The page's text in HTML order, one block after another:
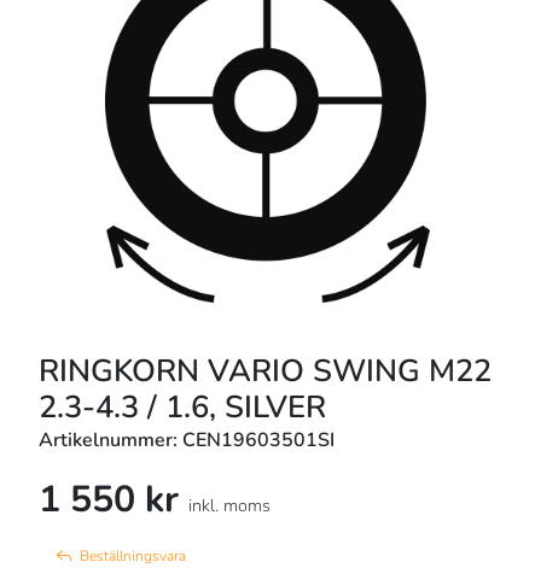
RINGKORN VARIO SWING M22
2.3-4.3 / 1.6, SILVER
Artikelnummer: CEN19603501SI
1 550 kr inkl. moms
Beställningsvara